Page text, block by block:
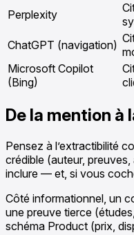
Perplexity
ChatGPT (navigation)
Microsoft Copilot
(Bing)
De la mention
Pensez à l’extractibilité
crédible (auteur,
inclure — et, si vous
Côté informationnel, un
une preuve tierce
schéma Product (prix,